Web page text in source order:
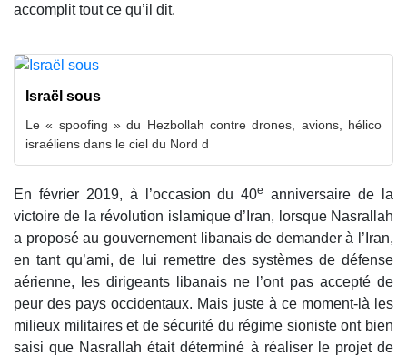
accomplit tout ce qu’il dit.
Israël sous
Le « spoofing » du Hezbollah contre drones, avions, hélico
israéliens dans le ciel du Nord d
En février 2019, à l’occasion du 40e
anniversaire de la
victoire de la révolution islamique d’Iran, lorsque Nasrallah
a proposé au gouvernement libanais de demander à l’Iran,
en tant qu’ami, de lui remettre des systèmes de défense
aérienne, les dirigeants libanais ne l’ont pas accepté de
peur des pays occidentaux. Mais juste à ce moment-là les
milieux militaires et de sécurité du régime sioniste ont bien
saisi que Nasrallah était déterminé à réaliser le projet de